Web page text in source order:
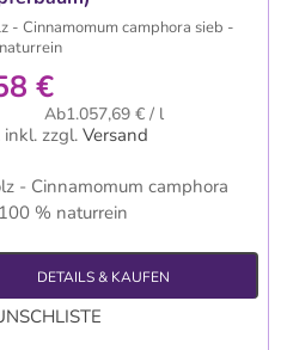
- Cinnamomum camphora sieb -
€
Ab1.057,69 € / l
inkl. zzgl. Versand
- Cinnamomum camphora
% naturrein
DETAILS & KAUFEN